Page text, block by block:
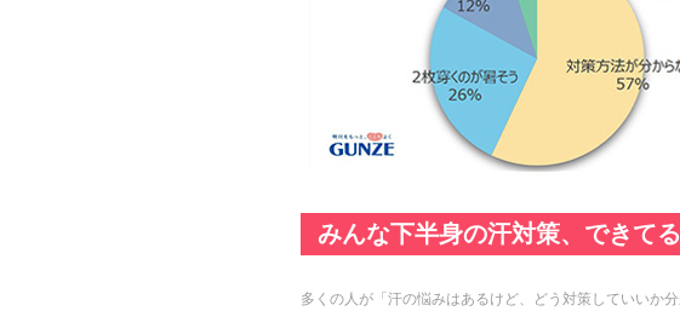
みんな下半身の汗対策、できて
多くの人が「汗の悩みはあるけど、どう対策していいか